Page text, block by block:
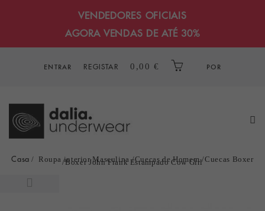
VENDEDORES OFICIAIS
AGORA VENDAS DE ATÉ 30%
ENTRAR REGISTAR 0,00 € POR
Casa Roupa interior Masculina Cuecas de Homem Cuecas Boxer
Boxer John Frank Estampado Cow Girl